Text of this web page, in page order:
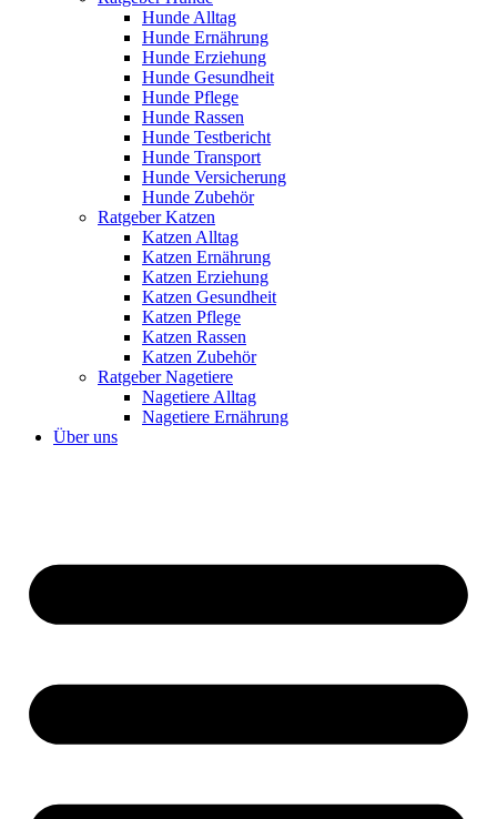
Hunde Alltag
Hunde Ernährung
Hunde Erziehung
Hunde Gesundheit
Hunde Pflege
Hunde Rassen
Hunde Testbericht
Hunde Transport
Hunde Versicherung
Hunde Zubehör
Ratgeber Katzen
Katzen Alltag
Katzen Ernährung
Katzen Erziehung
Katzen Gesundheit
Katzen Pflege
Katzen Rassen
Katzen Zubehör
Ratgeber Nagetiere
Nagetiere Alltag
Nagetiere Ernährung
Über uns